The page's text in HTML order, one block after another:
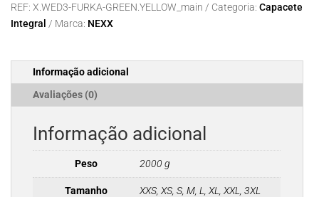
NEXX
X.WED3
GREEN.YELLOW
REF: X.WED3-FURKA-GREEN.YELLOW_main Categoria: Capacete
Integral
Marca: NEXX
Informação adicional
Avaliações (0)
Informação adicional
Peso 2000 g
Tamanho XXS, XS, S, M, L, XL, XXL, 3XL